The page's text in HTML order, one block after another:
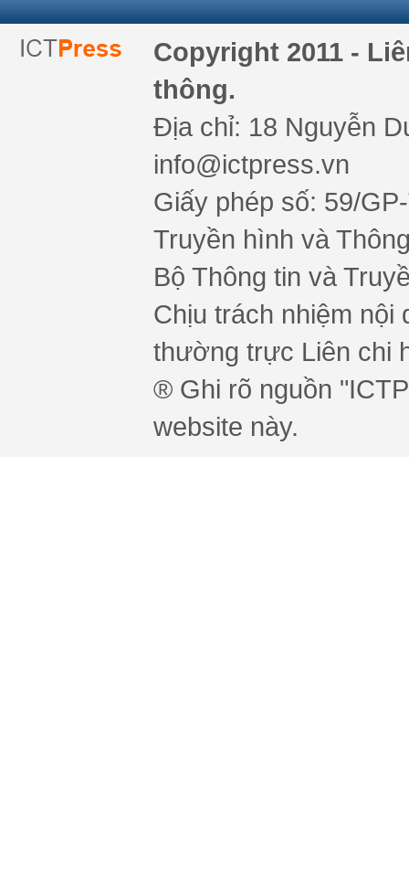
Copyright 2011 -
thông.
Địa chỉ: 18 Nguyễn
info@ictpress.vn
Giấy phép số: 59/
Truyền hình và
Bộ Thông tin và
Chịu trách nhiệm nội
thường trực Liên chi
® Ghi rõ nguồn
website này.